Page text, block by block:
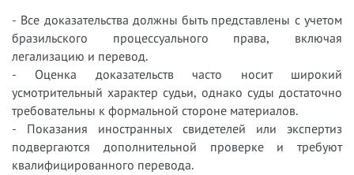
- Все доказательства должны быть представлены с учетом
бразильского процессуального права, включая
легализацию и перевод.
- Оценка доказательств часто носит широкий
усмотрительный характер судьи, однако суды достаточно
требовательны к формальной стороне материалов.
- Показания иностранных свидетелей или экспертиз
подвергаются дополнительной проверке и требуют
квалифицированного перевода.